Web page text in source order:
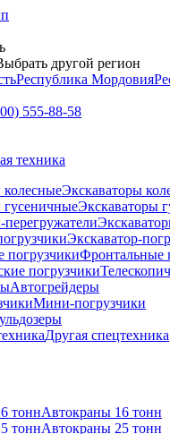
другой регион
Республика Мордовия
555-88-58
техника
Экскаваторы
Экскаваторы
Экскаватор-
Фронтальные
Автогрейдеры
Мини-погрузчики
Другая спецтехника
Автокраны 16 тонн
Автокраны 25 тонн